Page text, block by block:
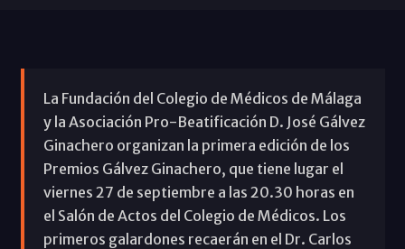
La Fundación del Colegio de Médicos de Málaga
y la Asociación Pro-Beatificación D. José Gálvez
Ginachero organizan la primera edición de los
Premios Gálvez Ginachero, que tiene lugar el
viernes 27 de septiembre a las 20.30 horas en
el Salón de Actos del Colegio de Médicos. Los
primeros galardones recaerán en el Dr. Carlos